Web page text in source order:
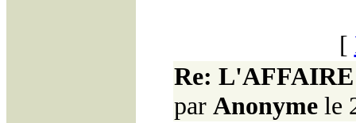
[
Re:
par Anonyme le